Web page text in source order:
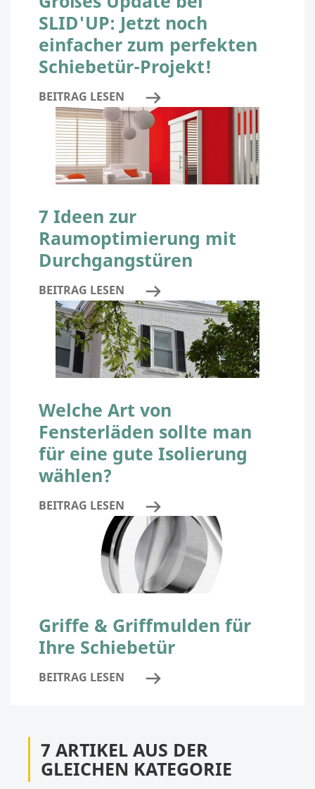
SLID'UP: Jetzt noch
einfacher zum perfekten
Schiebetür-Projekt!
BEITRAG LESEN
7 Ideen zur
Raumoptimierung mit
Durchgangstüren
BEITRAG LESEN
Welche Art von
Fensterläden sollte man
für eine gute Isolierung
wählen?
BEITRAG LESEN
Griffe & Griffmulden für
Ihre Schiebetür
BEITRAG LESEN
7 ARTIKEL AUS DER
GLEICHEN KATEGORIE